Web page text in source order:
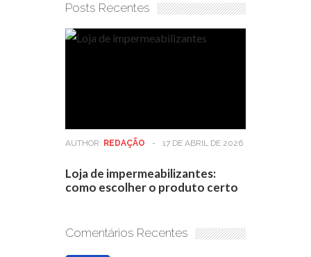
Posts Recentes
AUTHOR: REDAÇÃO - 17 DE ABRIL DE 2026
Loja de impermeabilizantes:
como escolher o produto certo
Comentários Recentes